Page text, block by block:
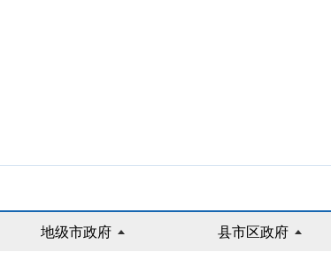
地级市政府 县市区政府